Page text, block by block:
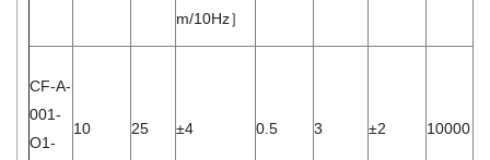
m/10Hz］
CF-A-
001-
O1-
10 25 ±4 0.5 3 ±2 10000